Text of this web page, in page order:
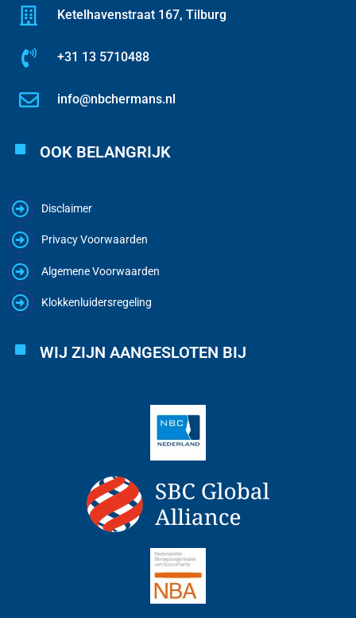
Ketelhavenstraat 167, Tilburg
+31 13 5710488
info@nbchermans.nl
OOK BELANGRIJK
Disclaimer
Privacy Voorwaarden
Algemene Voorwaarden
Klokkenluidersregeling
WIJ ZIJN AANGESLOTEN BIJ